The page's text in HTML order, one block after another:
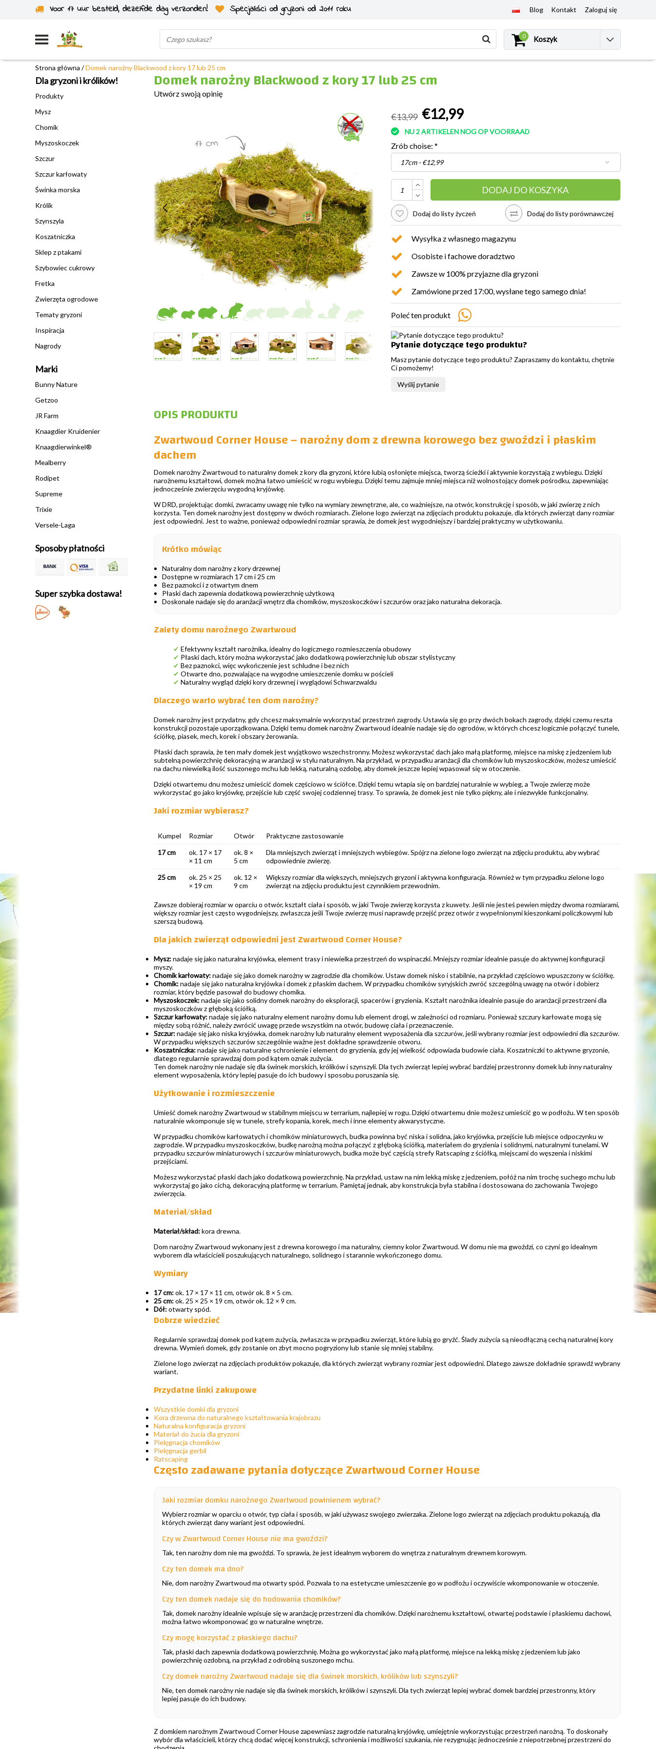
Voor 17 uur besteld, dezelfde dag verzonden!
Specjaliści od gryzoni od 2011 roku
Wysyłka z własnego magazynu
Blog Kontakt Zaloguj się
0 Koszyk
Strona główna /Domek narożny Blackwood z kory 17 lub 25 cm
Dla gryzoni i królików!
Produkty
Mysz
Chomik
Myszoskoczek
Szczur
Szczur karłowaty
Świnka morska
Królik
Szynszyla
Koszatniczka
Sklep z ptakami
Szybowiec cukrowy
Fretka
Zwierzęta ogrodowe
Tematy gryzoni
Inspiracja
Nagrody
Marki
Bunny Nature
Getzoo
JR Farm
Knaagdier Kruidenier
Knaagdierwinkel®
Mealberry
Rodipet
Supreme
Trixie
Versele-Laga
Sposoby płatności
Super szybka dostawa!
Domek narożny Blackwood z kory 17 lub 25 cm
Utwórz swoją opinię
€13,99 €12,99
NU 2 ARTIKELEN NOG OP VOORRAAD
Zrób choise: *
DODAJ DO KOSZYKA
Dodaj do listy życzeń Dodaj do listy porównawczej
Wysyłka z własnego magazynu
Osobiste i fachowe doradztwo
Zawsze w 100% przyjazne dla gryzoni
Zamówione przed 17:00, wysłane tego samego dnia!
Poleć ten produkt
Pytanie dotyczące tego produktu?
Masz pytanie dotyczące tego produktu? Zapraszamy do kontaktu, chętnie
Ci pomożemy!
Wyślij pytanie
OPIS PRODUKTU
Zwartwoud Corner House – narożny dom z drewna korowego bez gwoździ i płaskim
dachem
Domek narożny Zwartwoud to naturalny domek z kory dla gryzoni, które lubią osłonięte miejsca, tworzą ścieżki i aktywnie korzystają z wybiegu. Dzięki
narożnemu kształtowi, domek można łatwo umieścić w rogu wybiegu. Dzięki temu zajmuje mniej miejsca niż wolnostojący domek pośrodku, zapewniając
jednocześnie zwierzęciu wygodną kryjówkę.
W DRD, projektując domki, zwracamy uwagę nie tylko na wymiary zewnętrzne, ale, co ważniejsze, na otwór, konstrukcję i sposób, w jaki zwierzę z nich
korzysta. Ten domek narożny jest dostępny w dwóch rozmiarach. Zielone logo zwierząt na zdjęciach produktu pokazuje, dla których zwierząt dany rozmiar
jest odpowiedni. Jest to ważne, ponieważ odpowiedni rozmiar sprawia, że domek jest wygodniejszy i bardziej praktyczny w użytkowaniu.
Krótko mówiąc
Naturalny dom narożny z kory drzewnej
Dostępne w rozmiarach 17 cm i 25 cm
Bez paznokci i z otwartym dnem
Płaski dach zapewnia dodatkową powierzchnię użytkową
Doskonale nadaje się do aranżacji wnętrz dla chomików, myszoskoczków i szczurów oraz jako naturalna dekoracja.
Zalety domu narożnego Zwartwoud
✔ Efektywny kształt narożnika, idealny do logicznego rozmieszczenia obudowy
✔ Płaski dach, który można wykorzystać jako dodatkową powierzchnię lub obszar stylistyczny
✔ Bez paznokci, więc wykończenie jest schludne i bez nich
✔ Otwarte dno, pozwalające na wygodne umieszczenie domku w pościeli
✔ Naturalny wygląd dzięki kory drzewnej i wyglądowi Schwarzwaldu
Dlaczego warto wybrać ten dom narożny?
Domek narożny jest przydatny, gdy chcesz maksymalnie wykorzystać przestrzeń zagrody. Ustawia się go przy dwóch bokach zagrody, dzięki czemu reszta
konstrukcji pozostaje uporządkowana. Dzięki temu domek narożny Zwartwoud idealnie nadaje się do ogrodów, w których chcesz logicznie połączyć tunele,
ściółkę, piasek, mech, korek i obszary żerowania.
Płaski dach sprawia, że ten mały domek jest wyjątkowo wszechstronny. Możesz wykorzystać dach jako małą platformę, miejsce na miskę z jedzeniem lub
subtelną powierzchnię dekoracyjną w aranżacji w stylu naturalnym. Na przykład, w przypadku aranżacji dla chomików lub myszoskoczków, możesz umieścić
na dachu niewielką ilość suszonego mchu lub lekką, naturalną ozdobę, aby domek jeszcze lepiej wpasował się w otoczenie.
Dzięki otwartemu dnu możesz umieścić domek częściowo w ściółce. Dzięki temu wtapia się on bardziej naturalnie w wybieg, a Twoje zwierzę może
wykorzystać go jako kryjówkę, przejście lub część swojej codziennej trasy. To sprawia, że domek jest nie tylko piękny, ale i niezwykle funkcjonalny.
Jaki rozmiar wybierasz?
Kumpel Rozmiar Otwór
Praktyczne zastosowanie
17 cm
ok. 17 × 17
× 11 cm
ok. 8 ×
5 cm
Dla mniejszych zwierząt i mniejszych wybiegów. Spójrz na zielone logo zwierząt na zdjęciu produktu, aby wybrać
odpowiednie zwierzę.
25 cm
ok. 25 × 25
× 19 cm
ok. 12 ×
9 cm
Większy rozmiar dla większych, mniejszych gryzoni i aktywna konfiguracja. Również w tym przypadku zielone logo
zwierząt na zdjęciu produktu jest czynnikiem przewodnim.
Zawsze dobieraj rozmiar w oparciu o otwór, kształt ciała i sposób, w jaki Twoje zwierzę korzysta z kuwety. Jeśli nie jesteś pewien między dwoma rozmiarami,
większy rozmiar jest często wygodniejszy, zwłaszcza jeśli Twoje zwierzę musi naprawdę przejść przez otwór z wypełnionymi kieszonkami policzkowymi lub
szerszą budową.
Dla jakich zwierząt odpowiedni jest Zwartwoud Corner House?
Mysz:nadaje się jako naturalna kryjówka, element trasy i niewielka przestrzeń do wspinaczki. Mniejszy rozmiar idealnie pasuje do aktywnej konfiguracji
myszy.
Chomik karłowaty:nadaje się jako domek narożny w zagrodzie dla chomików. Ustaw domek nisko i stabilnie, na przykład częściowo wpuszczony w ściółkę.
Chomik:nadaje się jako naturalna kryjówka i domek z płaskim dachem. W przypadku chomików syryjskich zwróć szczególną uwagę na otwór i dobierz
rozmiar, który będzie pasował do budowy chomika.
Myszoskoczek:nadaje się jako solidny domek narożny do eksploracji, spacerów i gryzienia. Kształt narożnika idealnie pasuje do aranżacji przestrzeni dla
myszoskoczków z głęboką ściółką.
Szczur karłowaty:nadaje się jako naturalny element narożny domu lub element drogi, w zależności od rozmiaru. Ponieważ szczury karłowate mogą się
między sobą różnić, należy zwrócić uwagę przede wszystkim na otwór, budowę ciała i przeznaczenie.
Szczur:nadaje się jako niska kryjówka, domek narożny lub naturalny element wyposażenia dla szczurów, jeśli wybrany rozmiar jest odpowiedni dla szczurów.
W przypadku większych szczurów szczególnie ważne jest dokładne sprawdzenie otworu.
Koszatniczka:nadaje się jako naturalne schronienie i element do gryzienia, gdy jej wielkość odpowiada budowie ciała. Koszatniczki to aktywne gryzonie,
dlatego regularnie sprawdzaj dom pod kątem oznak zużycia.
Ten domek narożny nie nadaje się dla świnek morskich, królików i szynszyli. Dla tych zwierząt lepiej wybrać bardziej przestronny domek lub inny naturalny
element wyposażenia, który lepiej pasuje do ich budowy i sposobu poruszania się.
Użytkowanie i rozmieszczenie
Umieść domek narożny Zwartwoud w stabilnym miejscu w terrarium, najlepiej w rogu. Dzięki otwartemu dnie możesz umieścić go w podłożu. W ten sposób
naturalnie wkomponuje się w tunele, strefy kopania, korek, mech i inne elementy akwarystyczne.
W przypadku chomików karłowatych i chomików miniaturowych, budka powinna być niska i solidna, jako kryjówka, przejście lub miejsce odpoczynku w
zagrodzie. W przypadku myszoskoczków, budkę narożną można połączyć z głęboką ściółką, materiałem do gryzienia i solidnymi, naturalnymi tunelami. W
przypadku szczurów miniaturowych i szczurów miniaturowych, budka może być częścią strefy Ratscaping z ściółką, miejscami do węszenia i niskimi
przejściami.
Możesz wykorzystać płaski dach jako dodatkową powierzchnię. Na przykład, ustaw na nim lekką miskę z jedzeniem, połóż na nim trochę suchego mchu lub
wykorzystaj go jako cichą, dekoracyjną platformę w terrarium. Pamiętaj jednak, aby konstrukcja była stabilna i dostosowana do zachowania Twojego
zwierzęcia.
Materiał/skład
Materiał/skład:kora drewna.
Dom narożny Zwartwoud wykonany jest z drewna korowego i ma naturalny, ciemny kolor Zwartwoud. W domu nie ma gwoździ, co czyni go idealnym
wyborem dla właścicieli poszukujących naturalnego, solidnego i starannie wykończonego domu.
Wymiary
17 cm:ok. 17 × 17 × 11 cm, otwór ok. 8 × 5 cm.
25 cm:ok. 25 × 25 × 19 cm, otwór ok. 12 × 9 cm.
Dół:otwarty spód.
Dobrze wiedzieć
Regularnie sprawdzaj domek pod kątem zużycia, zwłaszcza w przypadku zwierząt, które lubią go gryźć. Ślady zużycia są nieodłączną cechą naturalnej kory
drewna. Wymień domek, gdy zostanie on zbyt mocno pogryziony lub stanie się mniej stabilny.
Zielone logo zwierząt na zdjęciach produktów pokazuje, dla których zwierząt wybrany rozmiar jest odpowiedni. Dlatego zawsze dokładnie sprawdź wybrany
wariant.
Przydatne linki zakupowe
Wszystkie domki dla gryzoni
Kora drzewna do naturalnego kształtowania krajobrazu
Naturalna konfiguracja gryzoni
Materiał do żucia dla gryzoni
Pielęgnacja chomików
Pielęgnacja gerbil
Ratscaping
Często zadawane pytania dotyczące Zwartwoud Corner House
Jaki rozmiar domku narożnego Zwartwoud powinienem wybrać?
Wybierz rozmiar w oparciu o otwór, typ ciała i sposób, w jaki używasz swojego zwierzaka. Zielone logo zwierząt na zdjęciach produktu pokazują, dla
których zwierząt dany wariant jest odpowiedni.
Czy w Zwartwoud Corner House nie ma gwoździ?
Tak, ten narożny dom nie ma gwoździ. To sprawia, że jest idealnym wyborem do wnętrza z naturalnym drewnem korowym.
Czy ten domek ma dno?
Nie, dom narożny Zwartwoud ma otwarty spód. Pozwala to na estetyczne umieszczenie go w podłożu i oczywiście wkomponowanie w otoczenie.
Czy ten domek nadaje się do hodowania chomików?
Tak, domek narożny idealnie wpisuje się w aranżację przestrzeni dla chomików. Dzięki narożnemu kształtowi, otwartej podstawie i płaskiemu dachowi,
można łatwo wkomponować go w naturalne wnętrze.
Czy mogę korzystać z płaskiego dachu?
Tak, płaski dach zapewnia dodatkową powierzchnię. Można go wykorzystać jako małą platformę, miejsce na lekką miskę z jedzeniem lub jako
powierzchnię ozdobną, na przykład z odrobiną suszonego mchu.
Czy domek narożny Zwartwoud nadaje się dla świnek morskich, królików lub szynszyli?
Nie, ten domek narożny nie nadaje się dla świnek morskich, królików i szynszyli. Dla tych zwierząt lepiej wybrać domek bardziej przestronny, który
lepiej pasuje do ich budowy.
Z domkiem narożnym Zwartwoud Corner House zapewniasz zagrodzie naturalną kryjówkę, umiejętnie wykorzystując przestrzeń narożną. To doskonały
wybór dla właścicieli, którzy chcą dodać więcej konstrukcji, schronienia i możliwości szukania, nie rezygnując jednocześnie z niepotrzebnej przestrzeni do